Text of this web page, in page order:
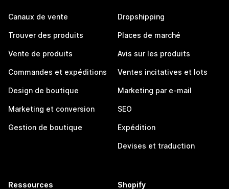
Canaux de vente
Trouver des produits
Vente de produits
Commandes et expéditions
Design de boutique
Marketing et conversion
Gestion de boutique
Dropshipping
Places de marché
Avis sur les produits
Ventes incitatives et lots
Marketing par e-mail
SEO
Expédition
Devises et traduction
Ressources Shopify